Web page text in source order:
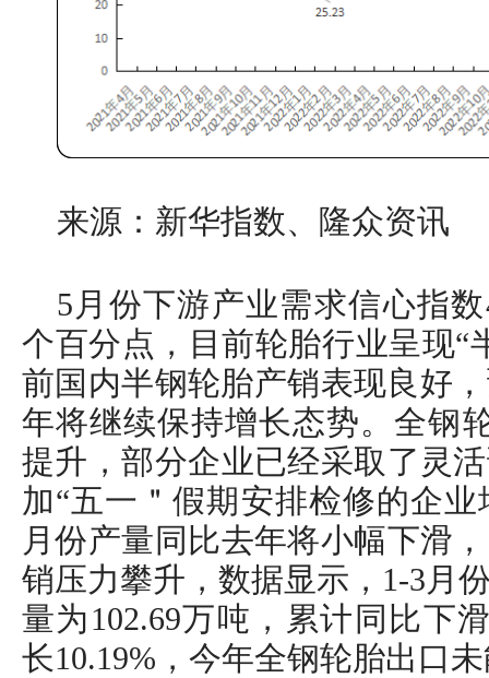
来源：新华指数、隆众资讯
5月份下游产业需求信心指
个百分点，目前轮胎行业呈现“
前国内半钢轮胎产销表现良好
年将继续保持增长态势。全钢
提升，部分企业已经采取了灵
加“五一＂假期安排检修的企
月份产量同比去年将小幅下滑
销压力攀升，数据显示，1-3月
量为102.69万吨，累计同比下
长10.19%，今年全钢轮胎出口